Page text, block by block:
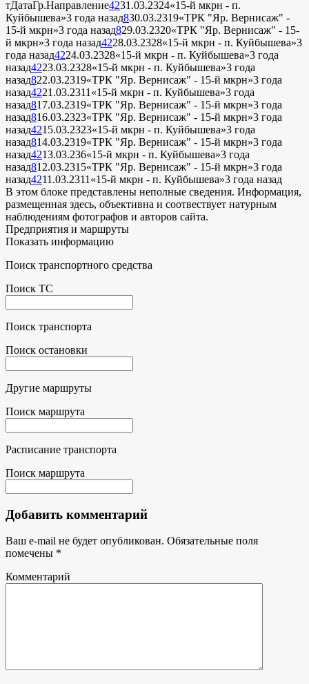
тДатаГр.Направление4231.03.2324«15-й мкрн - п.
Куйбышева»3 года назад830.03.2319«ТРК "Яр. Вернисаж" -
15-й мкрн»3 года назад829.03.2320«ТРК "Яр. Вернисаж" - 15-
й мкрн»3 года назад4228.03.2328«15-й мкрн - п. Куйбышева»3
года назад4224.03.2328«15-й мкрн - п. Куйбышева»3 года
назад4223.03.2328«15-й мкрн - п. Куйбышева»3 года
назад822.03.2319«ТРК "Яр. Вернисаж" - 15-й мкрн»3 года
назад4221.03.2311 «15-й мкрн - п. Куйбышева»3 года
назад817.03.2319«ТРК "Яр. Вернисаж" - 15-й мкрн»3 года
назад816.03.2323«ТРК "Яр. Вернисаж" - 15-й мкрн»3 года
назад4215.03.2323«15-й мкрн - п. Куйбышева»3 года
назад814.03.2319«ТРК "Яр. Вернисаж" - 15-й мкрн»3 года
назад4213.03.236«15-й мкрн - п. Куйбышева»3 года
назад812.03.2315«ТРК "Яр. Вернисаж" - 15-й мкрн»3 года
назад4211.03.2311 «15-й мкрн - п. Куйбышева»3 года назад
В этом блоке представлены неполные сведения. Информация,
размещенная здесь, объективна и соотвествует натурным
наблюдениям фотографов и авторов сайта.
Предприятия и маршруты
Показать информацию
Поиск транспортного средства
Поиск ТС
Поиск транспорта
Поиск остановки
Другие маршруты
Поиск маршрута
Расписание транспорта
Поиск маршрута
Добавить комментарий
Ваш e-mail не будет опубликован. Обязательные поля
помечены *
Комментарий